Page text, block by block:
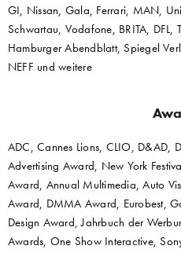
GI, Nissan, Gala, Ferrari, MAN,
Schwartau, Vodafone, BRITA,
Hamburger Abendblatt, Spiegel
NEFF und weitere
ADC, Cannes Lions, CLIO, D&AD,
Advertising Award, New York
Award, Annual Multimedia, Auto
Award, DMMA Award, Eurobest,
Design Award, Jahrbuch der
Awards, One Show Interactive,